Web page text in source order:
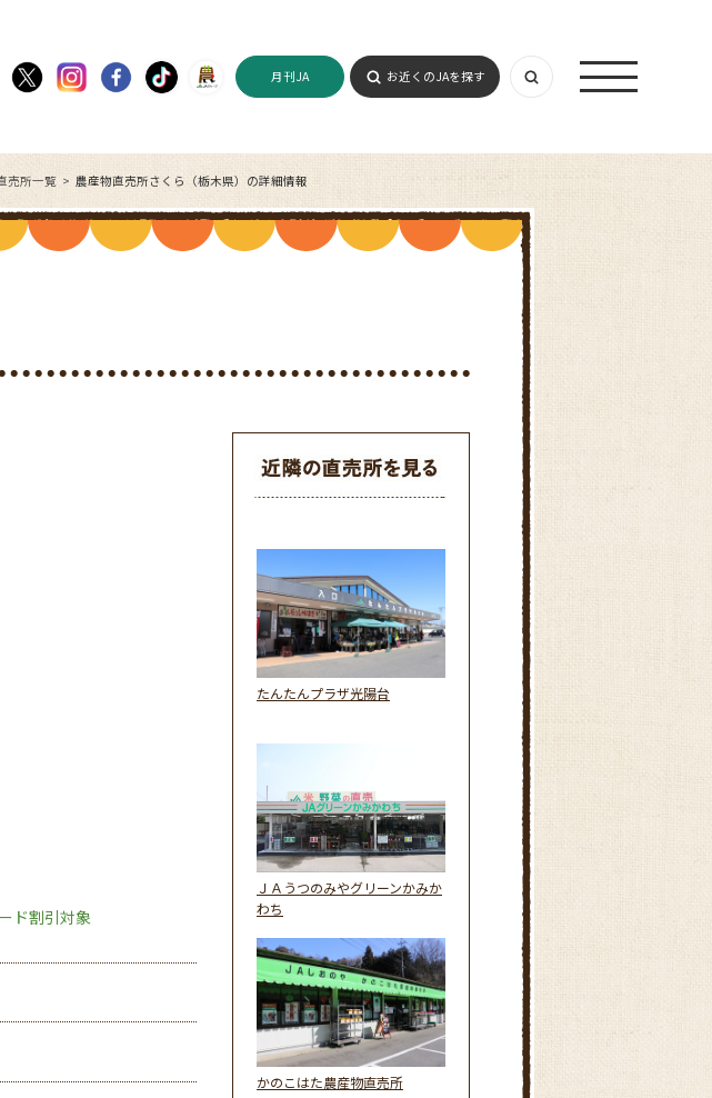
月刊JA お近くのJAを探す
売所一覧 農産物直売所さくら（栃木県）の詳細情報
ド割引対象
たんたんプラザ光陽台
ＪＡうつのみやグリーンかみか
わち
かのこはた農産物直売所